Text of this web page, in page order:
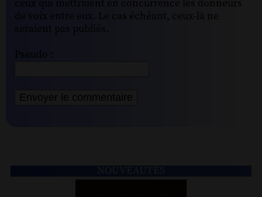
ceux qui mettraient en concurrence les donneurs
de voix entre eux. Le cas échéant, ceux-là ne
seraient pas publiés.
Pseudo :